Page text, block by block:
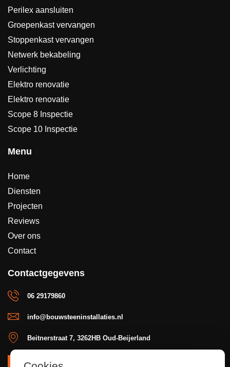
Perilex aansluiten
Groepenkast vervangen
Stoppenkast vervangen
Netwerk bekabeling
Verlichting
Elektro renovatie
Elektro renovatie
Scope 8 Inspectie
Scope 10 Inspectie
Menu
Home
Diensten
Projecten
Reviews
Over ons
Contact
Contactgegevens
06 29179860
info@bouwsteeninstallaties.nl
Beitnerstraat 7, 3262HB Oud-Beijerland
OFFERTE